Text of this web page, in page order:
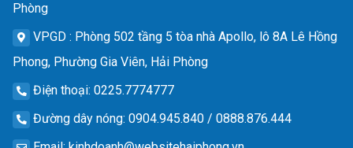
Phòng
VPGD : Phòng 502 tầng 5 tòa nhà Apollo, lô 8A Lê Hồng
Phong, Phường Gia Viên, Hải Phòng
Điện thoại: 0225.7774777
Đường dây nóng: 0904.945.840 / 0888.876.444